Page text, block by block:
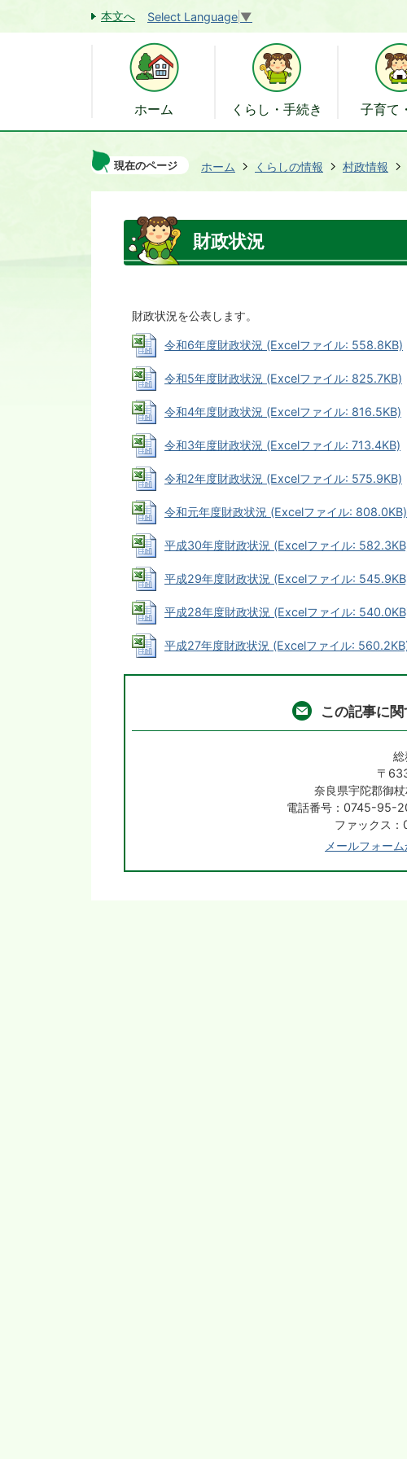
本文へ Select Language ▼
ホーム くらし・手続き 子育て
現在のページ ホーム くらしの情報 村政情報
財政状況
財政状況を公表します。
令和6年度財政状況 (Excelファイル: 558.8KB)
令和5年度財政状況 (Excelファイル: 825.7KB)
令和4年度財政状況 (Excelファイル: 816.5KB)
令和3年度財政状況 (Excelファイル: 713.4KB)
令和2年度財政状況 (Excelファイル: 575.9KB)
令和元年度財政状況 (Excelファイル: 808.0KB)
平成30年度財政状況 (Excelファイル:
平成29年度財政状況 (Excelファイル:
平成28年度財政状況 (Excelファイル:
平成27年度財政状況 (Excelファイル:
この記事に
総
〒
奈良県宇陀郡御
電話番号：0745-95-
ファックス
メールフォー